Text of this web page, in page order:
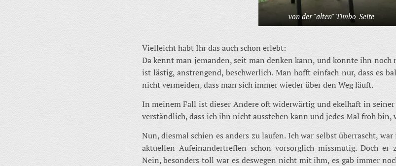
von der "alten" Timbo-Seite
Vielleicht habt Ihr das auch schon erlebt:
Da kennt man jemanden, seit man denken kann, und konnte ihn noch
ist lästig, anstrengend, beschwerlich. Man hofft einfach nur, dass es
nicht vermeiden, dass man sich immer wieder über den Weg läuft.
In meinem Fall ist dieser Andere oft widerwärtig und ekelhaft in
verständlich, dass ich ihn nicht ausstehen kann und jedes Mal froh bin,
Nun, diesmal schien es anders zu laufen. Ich war selbst überrascht,
aktuellen Aufeinandertreffen schon vorsorglich missmutig. Doch er
Nein, besonders toll war es deswegen nicht mit ihm, es gab immer